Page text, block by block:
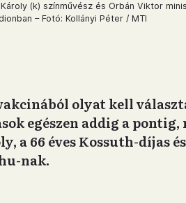
(k) színművész és Orbán Viktor
– Fotó: Kollányi Péter / MTI
olyat kell
egészen addig a pontig,
a 66 éves Kossuth-díjas
nak.